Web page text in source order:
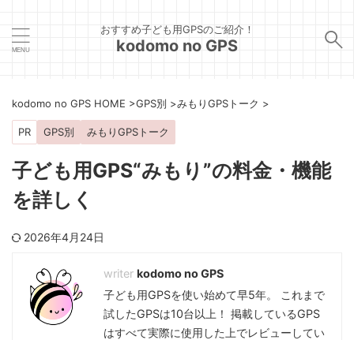
おすすめ子ども用GPSのご紹介！
kodomo no GPS
kodomo no GPS HOME >GPS別 >みもりGPSトーク >
PR GPS別 みもりGPSトーク
子ども用GPS“みもり”の料金・機能
を詳しく
2026年4月24日
kodomo no GPS
子ども用GPSを使い始めて早5年。 これまで
試したGPSは10台以上！ 掲載しているGPS
はすべて実際に使用した上でレビューしてい